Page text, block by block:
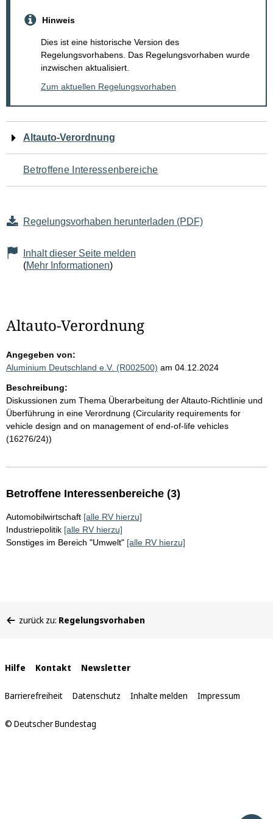
Hinweis
Dies ist eine historische Version des
Regelungsvorhabens. Das Regelungsvorhaben wurde
inzwischen aktualisiert.
Zum aktuellen Regelungsvorhaben
Navigation
für
den
Seiteninhalt
Altauto-Verordnung
Betroffene Interessenbereiche
Regelungsvorhaben herunterladen (PDF)
Inhalt dieser Seite melden
(Mehr Informationen)
Altauto-Verordnung
Angegeben von:
Aluminium Deutschland e.V. (R002500) am 04.12.2024
Beschreibung:
Diskussionen zum Thema Überarbeitung der Altauto-Richtlinie und
Überführung in eine Verordnung (Circularity requirements for
vehicle design and on management of end-of-life vehicles
(16276/24))
Betroffene Interessenbereiche (3)
Automobilwirtschaft [alle RV hierzu]
Industriepolitik [alle RV hierzu]
Sonstiges im Bereich "Umwelt" [alle RV hierzu]
befinden
zurück zu: Regelungsvorhaben
Interne
Links
Hilfe Kontakt Newsletter
Barrierefreiheit Datenschutz Inhalte melden Impressum
© Deutscher Bundestag